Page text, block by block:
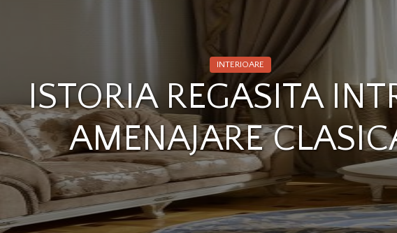
INTERIOARE
ISTORIA REGASITA
AMENAJARE